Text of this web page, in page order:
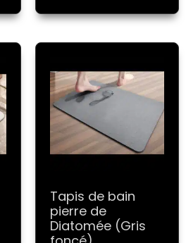
Tapis de bain
pierre de
Diatomée (Gris